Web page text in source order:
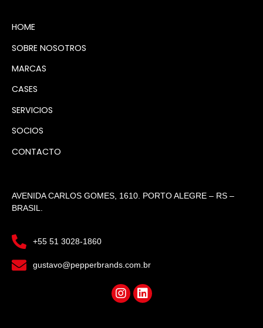
HOME
SOBRE NOSOTROS
MARCAS
CASES
SERVICIOS
SOCIOS
CONTACTO
AVENIDA CARLOS GOMES, 1610. PORTO ALEGRE – RS –
BRASIL.
+55 51 3028-1860
gustavo@pepperbrands.com.br